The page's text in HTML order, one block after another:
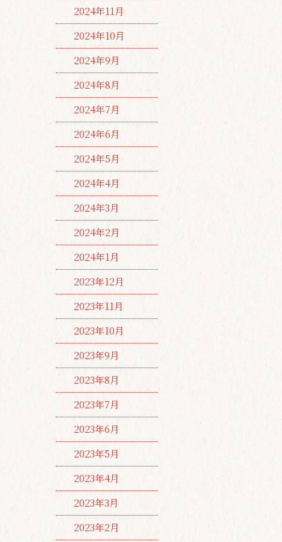
2024年11月
2024年10月
2024年9月
2024年8月
2024年7月
2024年6月
2024年5月
2024年4月
2024年3月
2024年2月
2024年1月
2023年12月
2023年11月
2023年10月
2023年9月
2023年8月
2023年7月
2023年6月
2023年5月
2023年4月
2023年3月
2023年2月